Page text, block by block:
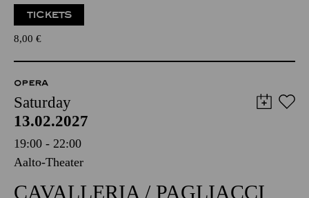
TICKETS
8,00 €
OPERA
Saturday
13.02.2027
19:00 - 22:00
Aalto-Theater
CAVALLERIA / PAGLIACCI